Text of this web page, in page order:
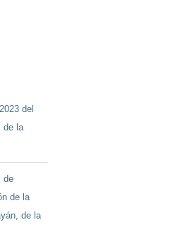
del
de la
de
de la
de la